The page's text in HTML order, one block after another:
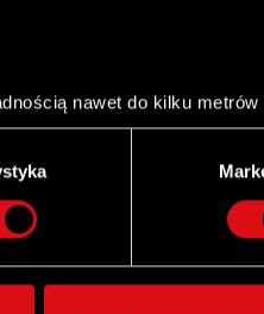
nawet do kilku metrów
je zbiory danych
oraz ustaw własne
zgodę w dowolnej chwili.
funkcje